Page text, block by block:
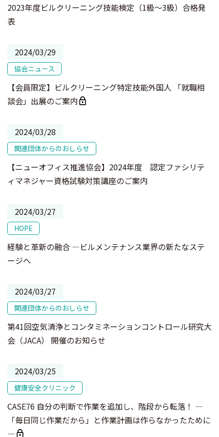
2023年度ビルクリーニング技能検定（1級～3級）合格発
表
2024/03/29
協会ニュース
【会員限定】ビルクリーニング特定技能外国人 「就職相
談会」出展のご案内
2024/03/28
関連団体からのおしらせ
【ニューオフィス推進協会】2024年度 認定ファシリテ
ィマネジャー資格試験対策講座のご案内
2024/03/27
HOPE
経験と革新の融合 ―ビルメンテナンス業界の新たなステ
ージへ
2024/03/27
関連団体からのおしらせ
第41回空気清浄とコンタミネーションコントロール研究大
会（JACA） 開催のお知らせ
2024/03/25
健康安全クリニック
CASE76 自分の判断で作業を追加し、階段から転落！ ―
「毎日同じ作業だから」と作業計画は作らなかったために
―